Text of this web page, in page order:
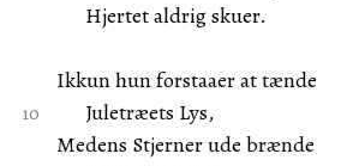
Hjertet aldrig skuer.
Ikkun hun forstaaer at tænde
Juletræets Lys,
Medens Stjerner ude brænde